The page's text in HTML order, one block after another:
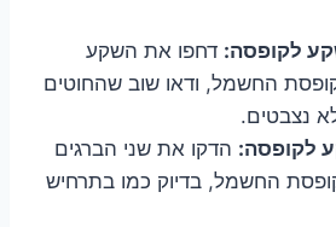
לקופסה: דחפו את השקע
החשמל, ודאו שוב שהחוטים
נצבטים.
לקופסה: הדקו את שני הברגים
החשמל, בדיוק כמו בתרחיש